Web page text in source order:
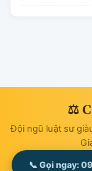
⚖
Đội ngũ luật sư
📞 Gọi ngay: